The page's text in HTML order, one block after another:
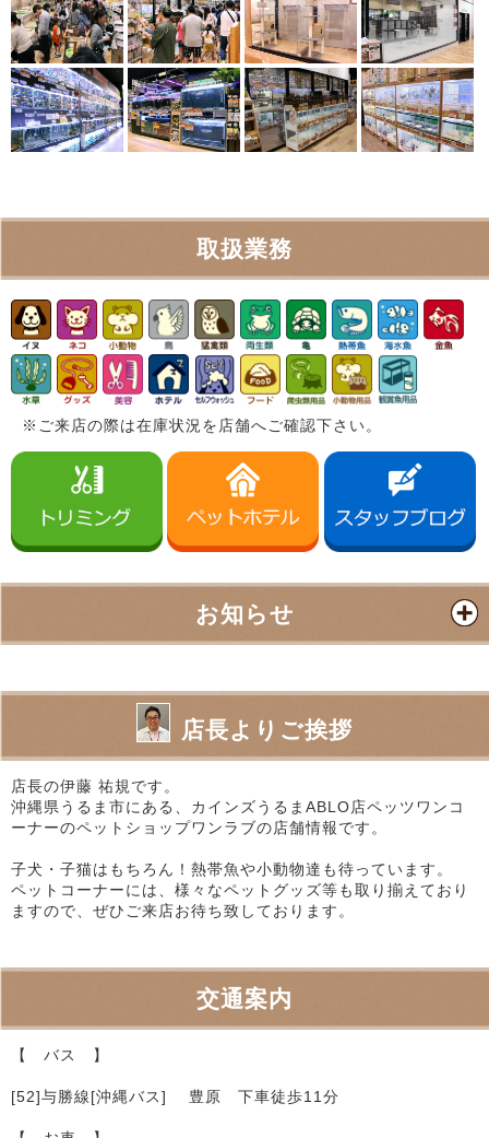
取扱業務
※ご来店の際は在庫状況を店舗へご確認下さい。
お知らせ
店長よりご挨拶
店長の伊藤 祐規です。
沖縄県うるま市にある、カインズうるまABLO店ペッツワンコ
ーナーのペットショップワンラブの店舗情報です。
子犬・子猫はもちろん！熱帯魚や小動物達も待っています。
ペットコーナーには、様々なペットグッズ等も取り揃えており
ますので、ぜひご来店お待ち致しております。
交通案内
【 バス 】
[52]与勝線[沖縄バス] 豊原 下車徒歩11分